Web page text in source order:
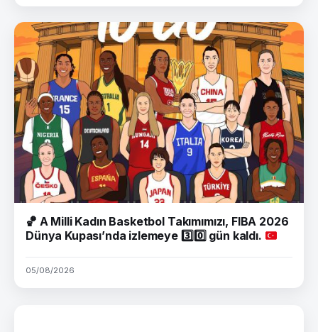
🏀 A Milli Kadın Basketbol Takımımızı, FIBA 2026
Dünya Kupası’nda izlemeye 3️⃣ 0️⃣ gün kaldı.
05/08/2026